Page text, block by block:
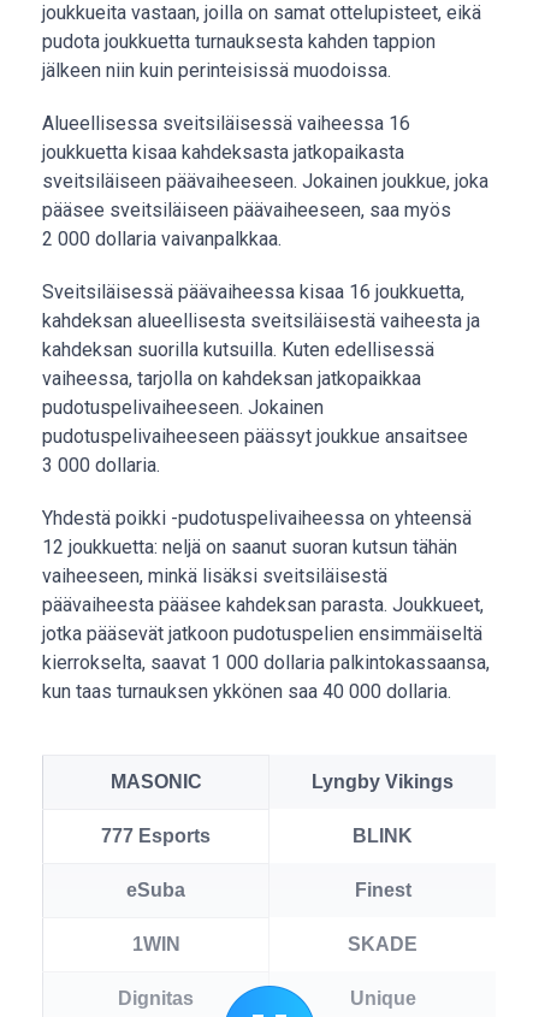
joukkueita vastaan, joilla on samat ottelupisteet, eikä
pudota joukkuetta turnauksesta kahden tappion
jälkeen niin kuin perinteisissä muodoissa.
Alueellisessa sveitsiläisessä vaiheessa 16
joukkuetta kisaa kahdeksasta jatkopaikasta
sveitsiläiseen päävaiheeseen. Jokainen joukkue, joka
pääsee sveitsiläiseen päävaiheeseen, saa myös
2 000 dollaria vaivanpalkkaa.
Sveitsiläisessä päävaiheessa kisaa 16 joukkuetta,
kahdeksan alueellisesta sveitsiläisestä vaiheesta ja
kahdeksan suorilla kutsuilla. Kuten edellisessä
vaiheessa, tarjolla on kahdeksan jatkopaikkaa
pudotuspelivaiheeseen. Jokainen
pudotuspelivaiheeseen päässyt joukkue ansaitsee
3 000 dollaria.
Yhdestä poikki -pudotuspelivaiheessa on yhteensä
12 joukkuetta: neljä on saanut suoran kutsun tähän
vaiheeseen, minkä lisäksi sveitsiläisestä
päävaiheesta pääsee kahdeksan parasta. Joukkueet,
jotka pääsevät jatkoon pudotuspelien ensimmäiseltä
kierrokselta, saavat 1 000 dollaria palkintokassaansa,
kun taas turnauksen ykkönen saa 40 000 dollaria.
MASONIC Lyngby Vikings
777 Esports BLINK
eSuba Finest
1WIN SKADE
Dignitas Unique